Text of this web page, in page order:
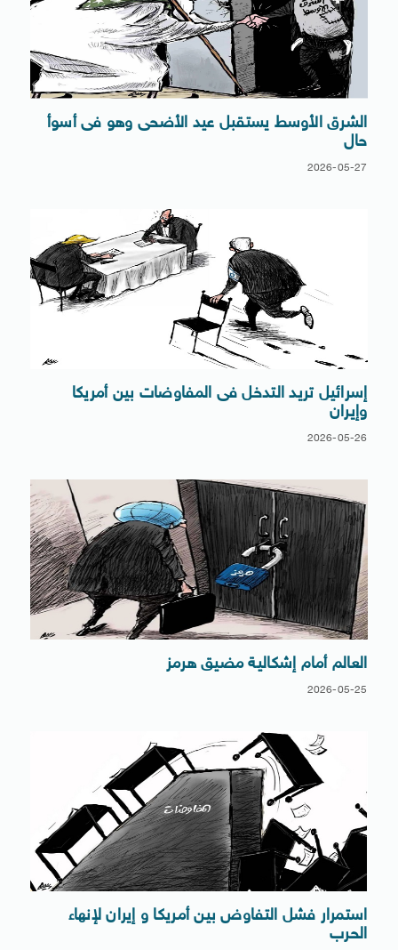
الشرق الأوسط يستقبل عيد الأضحى وهو فى أسوأ
حال
2026-05-27
إسرائيل تريد التدخل فى المفاوضات بين أمريكا
وإيران
2026-05-26
العالم أمام إشكالية مضيق هرمز
2026-05-25
استمرار فشل التفاوض بين أمريكا و إيران لإنهاء
الحرب